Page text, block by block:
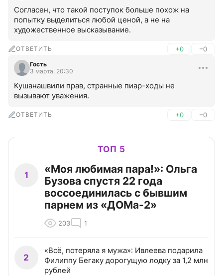
Согласен, что такой поступок больше похож на
попытку выделиться любой ценой, а не на
художественное высказывание.
ОТВЕТИТЬ +0 –0
Гость
3 марта, 20:30
Кушанашвили прав, странные пиар-ходы не
вызывают уважения.
ОТВЕТИТЬ +0 –0
ТОП 5
1
«Моя любимая пара!»: Ольга
Бузова спустя 22 года
воссоединилась с бывшим
парнем из «ДОМа-2»
203 1
2
«Всё, потеряла я мужа»: Ивлеева подарила
Филиппу Бегаку дорогущую лодку за 1,2 млн
рублей